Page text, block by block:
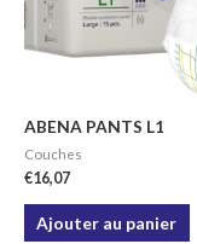
ABENA PANTS L1
Couches
€16,07
Ajouter au panier